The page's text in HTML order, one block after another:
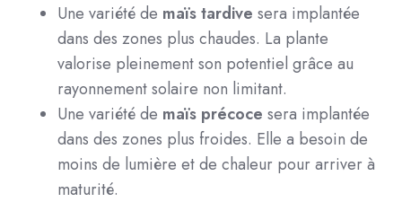
Une variété de maïs tardive sera implantée
dans des zones plus chaudes. La plante
valorise pleinement son potentiel grâce au
rayonnement solaire non limitant.
Une variété de maïs précoce sera implantée
dans des zones plus froides. Elle a besoin de
moins de lumière et de chaleur pour arriver à
maturité.